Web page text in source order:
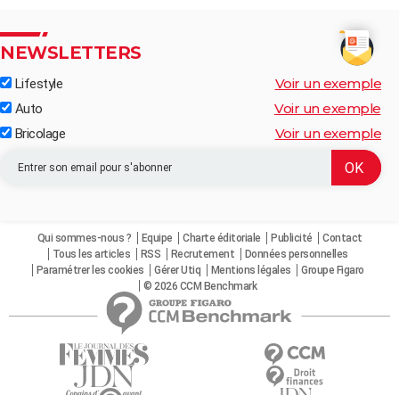
NEWSLETTERS
Lifestyle Voir un exemple
Auto Voir un exemple
Bricolage Voir un exemple
Qui sommes-nous ? Equipe Charte éditoriale Publicité
Contact
Tous les articles
RSS Recrutement
Données personnelles
Paramétrer les cookies
Gérer Utiq Mentions légales
Groupe Figaro
© 2026 CCM Benchmark